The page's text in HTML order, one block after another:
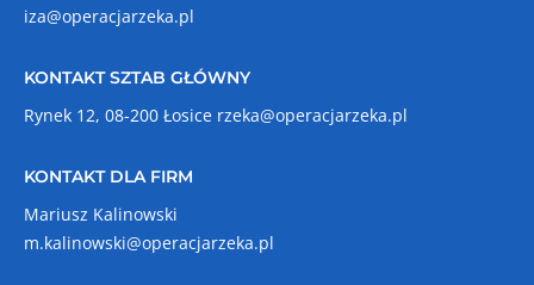
iza@operacjarzeka.pl
KONTAKT SZTAB GŁÓWNY
Rynek 12, 08-200 Łosice rzeka@operacjarzeka.pl
KONTAKT DLA FIRM
Mariusz Kalinowski
m.kalinowski@operacjarzeka.pl